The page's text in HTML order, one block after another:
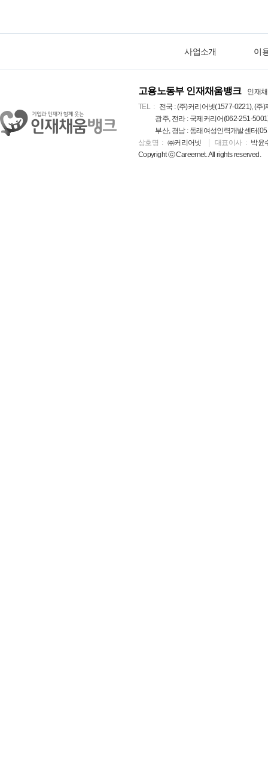
사업소개 이
고용노동부 인재채움뱅크
인재
TEL
전국 : (주)커리어넷(1577-0221), (
광주, 전라 : 국제커리어(062-251-
부산, 경남 : 동래여성인력개발센터
상호명
㈜커리어넷 대표이사
박윤
Copyright ⓒ Careernet. All rights reserved.